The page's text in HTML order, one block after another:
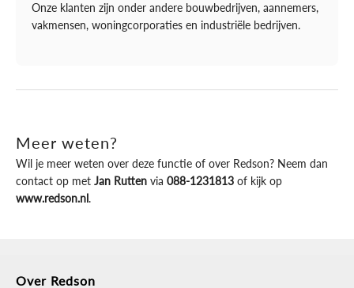
Onze klanten zijn onder andere bouwbedrijven, aannemers,
vakmensen, woningcorporaties en industriële bedrijven.
Meer weten?
Wil je meer weten over deze functie of over Redson? Neem dan
contact op met Jan Rutten via 088-1231813 of kijk op
www.redson.nl.
Over Redson